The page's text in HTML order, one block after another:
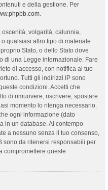
e della gestione. Per
.
volgarità, calunnia,
qualsiasi altro tipo di materiale
Stato, o dello Stato dove
di una Legge internazionale. Fare
di accesso, con notifica al tuo
Tutti gli indirizzi IP sono
condizioni. Accetti che
di rimuovere, riscrivere, spostare
momento lo ritenga necessario.
ogni informazione (dato
in un database. Al contempo
a nessuno senza il tuo consenso,
sono da ritenersi responsabili per
compromettere queste